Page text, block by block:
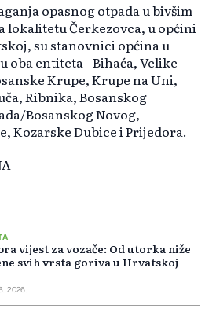
opasnog otpada u bivšim
lokalitetu Čerkezovca, u općini
su stanovnici općina u
oba entiteta - Bihaća, Velike
Krupe, Krupe na Uni,
Ribnika, Bosanskog
Bosanskog Novog,
Kozarske Dubice i Prijedora.
vijest za vozače: Od utorka niže
svih vrsta goriva u Hrvatskoj
2026.